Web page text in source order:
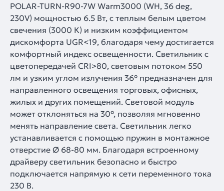
POLAR-TURN-R90-7W Warm3000 (WH, 36 deg,
230V) мощностью 6.5 Вт, с теплым белым цветом
свечения (3000 К) и низким коэффициентом
дискомфорта UGR<19, благодаря чему достигается
комфортный индекс освещенности. Светильник с
цветопередачей CRI>80, световым потоком 550
лм и узким углом излучения 36° предназначен для
направленного освещения торговых, офисных,
жилых и других помещений. Световой модуль
может отклоняться на 30°, позволяя мгновенно
менять направление света. Светильник легко
устанавливается с помощью пружин в монтажное
отверстие Ø 68-80 мм. Благодаря встроенному
драйверу светильник безопасно и быстро
подключается напрямую к сети переменного тока
230 В.